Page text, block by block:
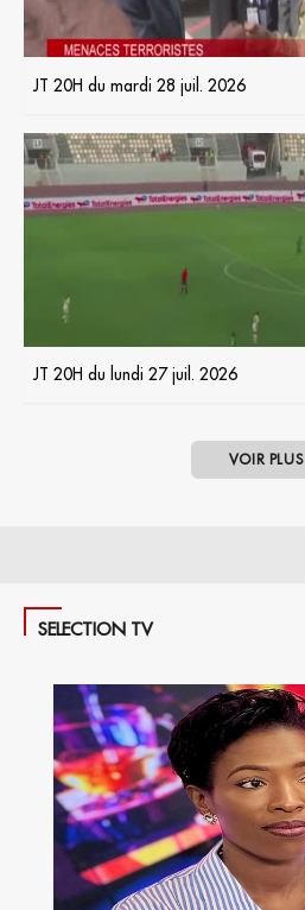
JT 20H du mardi 28 juil. 2026
JT 20H du lundi 27 juil. 2026
VOIR PLUS
SELECTION TV